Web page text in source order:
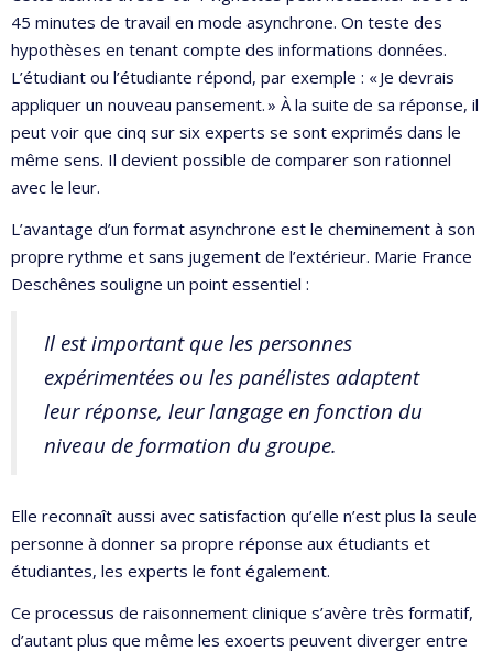
45 minutes de travail en mode asynchrone. On teste des
hypothèses en tenant compte des informations données.
L’étudiant ou l’étudiante répond, par exemple : « Je devrais
appliquer un nouveau pansement. » À la suite de sa réponse, il
peut voir que cinq sur six experts se sont exprimés dans le
même sens. Il devient possible de comparer son rationnel
avec le leur.
L’avantage d’un format asynchrone est le cheminement à son
propre rythme et sans jugement de l’extérieur. Marie France
Deschênes souligne un point essentiel :
Il est important que les personnes
expérimentées ou les panélistes adaptent
leur réponse, leur langage en fonction du
niveau de formation du groupe.
Elle reconnaît aussi avec satisfaction qu’elle n’est plus la seule
personne à donner sa propre réponse aux étudiants et
étudiantes, les experts le font également.
Ce processus de raisonnement clinique s’avère très formatif,
d’autant plus que même les exoerts peuvent diverger entre